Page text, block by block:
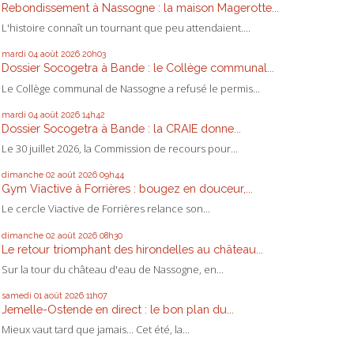
Rebondissement à Nassogne : la maison Magerotte...
L'histoire connaît un tournant que peu attendaient....
mardi 04 août 2026 20h03
Dossier Socogetra à Bande : le Collège communal...
Le Collège communal de Nassogne a refusé le permis...
mardi 04 août 2026 14h42
Dossier Socogetra à Bande : la CRAIE donne...
Le 30 juillet 2026, la Commission de recours pour...
dimanche 02 août 2026 09h44
Gym Viactive à Forrières : bougez en douceur,...
Le cercle Viactive de Forrières relance son...
dimanche 02 août 2026 08h30
Le retour triomphant des hirondelles au château...
Sur la tour du château d'eau de Nassogne, en...
samedi 01 août 2026 11h07
Jemelle-Ostende en direct : le bon plan du...
Mieux vaut tard que jamais... Cet été, la...